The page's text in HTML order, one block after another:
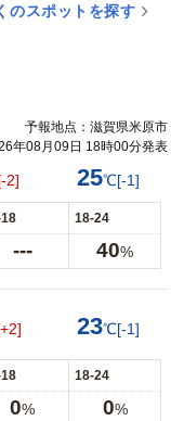
のスポットを探す
予報地点：滋賀県米原市
年08月09日 18時00分発表
2] 25℃[-1]
18-24
--- 40%
23℃[-1]
18-24
0% 0%